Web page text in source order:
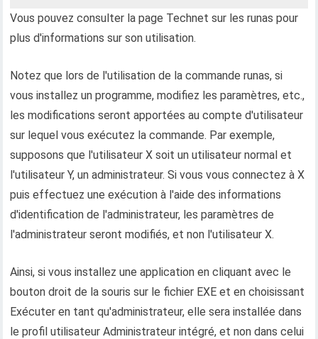
Vous pouvez consulter la page Technet sur les runas pour
plus d'informations sur son utilisation.
Notez que lors de l'utilisation de la commande runas, si
vous installez un programme, modifiez les paramètres, etc.,
les modifications seront apportées au compte d'utilisateur
sur lequel vous exécutez la commande. Par exemple,
supposons que l'utilisateur X soit un utilisateur normal et
l'utilisateur Y, un administrateur. Si vous vous connectez à X
puis effectuez une exécution à l'aide des informations
d'identification de l'administrateur, les paramètres de
l'administrateur seront modifiés, et non l'utilisateur X.
Ainsi, si vous installez une application en cliquant avec le
bouton droit de la souris sur le fichier EXE et en choisissant
Exécuter en tant qu'administrateur, elle sera installée dans
le profil utilisateur Administrateur intégré, et non dans celui